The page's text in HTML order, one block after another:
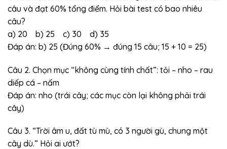
câu và đạt 60% tổng điểm. Hỏi bài test có bao nhiêu
câu?
a) 20 b) 25 c) 30 d) 35
Đáp án: b) 25 (Đúng 60% → đúng 15 câu; 15 + 10 = 25)
Câu 2. Chọn mục “không cùng tính chất”: tỏi – nho – rau
diếp cá – nấm
Đáp án: nho (trái cây; các mục còn lại không phải trái
cây)
Câu 3. “Trời âm u, đất tù mù, có 3 người gù, chung một
cây dù.” Hỏi ai ướt?